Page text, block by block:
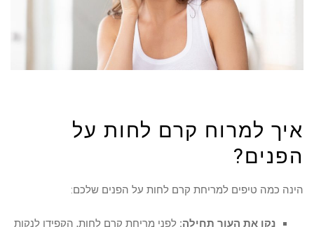
איך למרוח קרם לחות על
הפנים?
הינה כמה טיפים למריחת קרם לחות על הפנים שלכם:
נקו את העור תחילה:לפני מריחת קרם לחות, הקפידו לנקות